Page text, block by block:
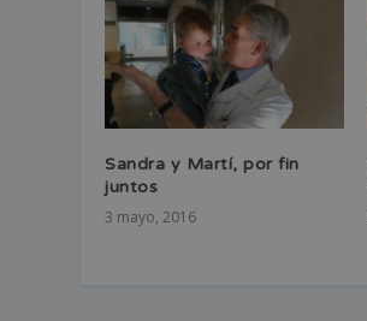
Sandra y Martí, por fin
juntos
3 mayo, 2016